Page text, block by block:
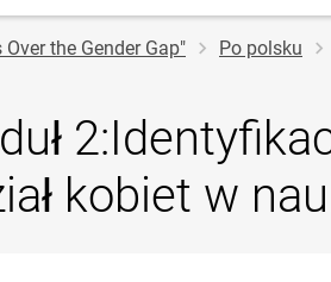
the Gender Gap" Po polsku
kobiet w